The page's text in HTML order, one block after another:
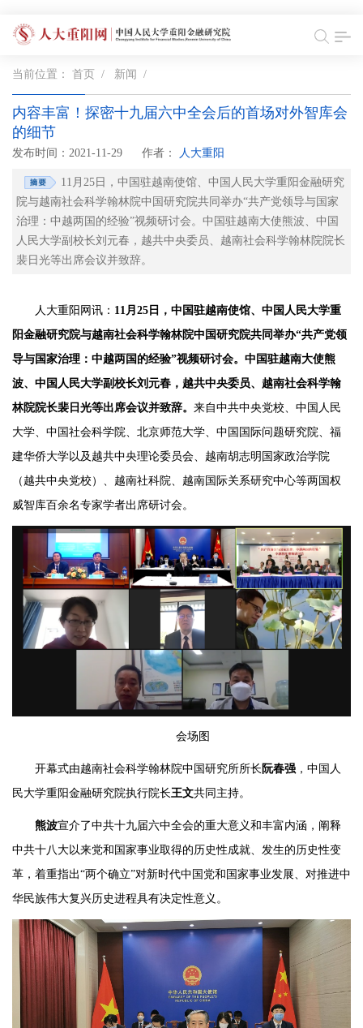
当前位置： 首页 / 新闻 /
内容丰富！探密十九届六中全会后的首场对外智库会
的细节
发布时间：2021-11-29 作者： 人大重阳
11月25日，中国驻越南使馆、中国人民大学重阳金融研究
院与越南社会科学翰林院中国研究院共同举办“共产党领导与国家
治理：中越两国的经验”视频研讨会。中国驻越南大使熊波、中国
人民大学副校长刘元春，越共中央委员、越南社会科学翰林院院长
裴日光等出席会议并致辞。
人大重阳网讯： 11月25日，中国驻越南使馆、中国人民大学重
阳金融研究院与越南社会科学翰林院中国研究院共同举办“共产党领
导与国家治理：中越两国的经验”视频研讨会。中国驻越南大使熊
波、中国人民大学副校长刘元春，越共中央委员、越南社会科学翰
林院院长裴日光等出席会议并致辞。 来自中共中央党校、中国人民
大学、中国社会科学院、北京师范大学、中国国际问题研究院、福
建华侨大学以及越共中央理论委员会、越南胡志明国家政治学院
（越共中央党校）、越南社科院、越南国际关系研究中心等两国权
威智库百余名专家学者出席研讨会。
会场图
开幕式由越南社会科学翰林院中国研究所所长 阮春强 ，中国人
民大学重阳金融研究院执行院长王文共同主持。
熊波宣介了中共十九届六中全会的重大意义和丰富内涵，阐释
中共十八大以来党和国家事业取得的历史性成就、发生的历史性变
革，着重指出“两个确立”对新时代中国党和国家事业发展、对推进中
华民族伟大复兴历史进程具有决定性意义。